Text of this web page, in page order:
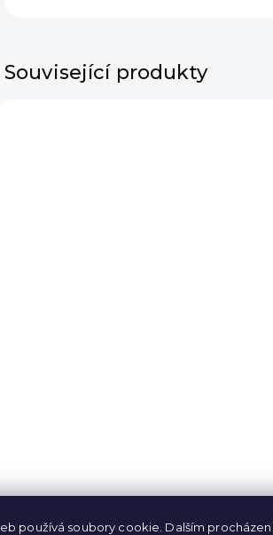
používá soubory cookie. Dalším
Související produkty